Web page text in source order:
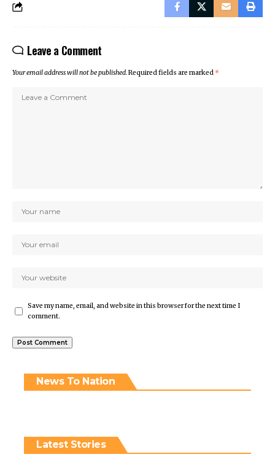
Leave a Comment
Your email address will not be published.Required fields are marked *
Save my name, email, and website in this browser for the next time I
comment.
News To Nation
Latest Stories